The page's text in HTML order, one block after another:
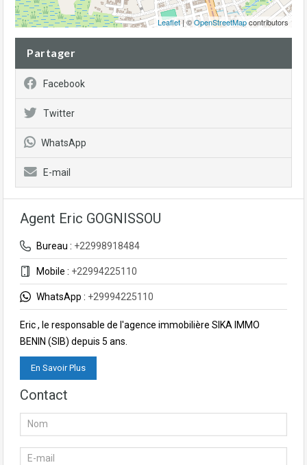
Leaflet| ©OpenStreetMapcontributors
Partager
Facebook
Twitter
WhatsApp
E-mail
Agent Eric GOGNISSOU
Bureau : +22998918484
Mobile : +22994225110
WhatsApp : +29994225110
Eric , le responsable de l'agence immobilière SIKA IMMO
BENIN (SIB) depuis 5 ans.
En Savoir Plus
Contact